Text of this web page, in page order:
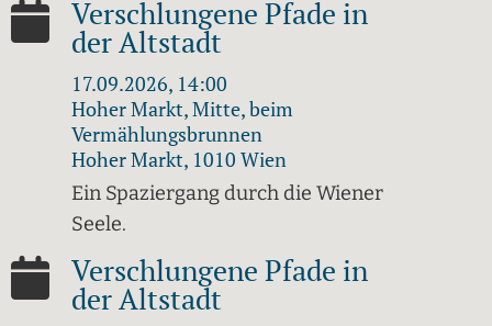
Verschlungene Pfade in
der Altstadt
17.09.2026, 14:00
Hoher Markt, Mitte, beim
Vermählungsbrunnen
Hoher Markt, 1010 Wien
Ein Spaziergang durch die Wiener
Seele.
Verschlungene Pfade in
der Altstadt